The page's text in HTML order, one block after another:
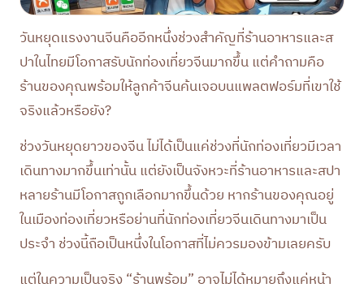
วันหยุดแรงงานจีนคืออีกหนึ่งช่วงสำคัญที่ร้านอาหารและส
ปาในไทยมีโอกาสรับนักท่องเที่ยวจีนมากขึ้น แต่คำถามคือ
ร้านของคุณพร้อมให้ลูกค้าจีนค้นเจอบนแพลตฟอร์มที่เขาใช้
จริงแล้วหรือยัง?
ช่วงวันหยุดยาวของจีน ไม่ได้เป็นแค่ช่วงที่นักท่องเที่ยวมีเวลา
เดินทางมากขึ้นเท่านั้น แต่ยังเป็นจังหวะที่ร้านอาหารและสปา
หลายร้านมีโอกาสถูกเลือกมากขึ้นด้วย หากร้านของคุณอยู่
ในเมืองท่องเที่ยวหรือย่านที่นักท่องเที่ยวจีนเดินทางมาเป็น
ประจำ ช่วงนี้ถือเป็นหนึ่งในโอกาสที่ไม่ควรมองข้ามเลยครับ
แต่ในความเป็นจริง “ร้านพร้อม” อาจไม่ได้หมายถึงแค่หน้า